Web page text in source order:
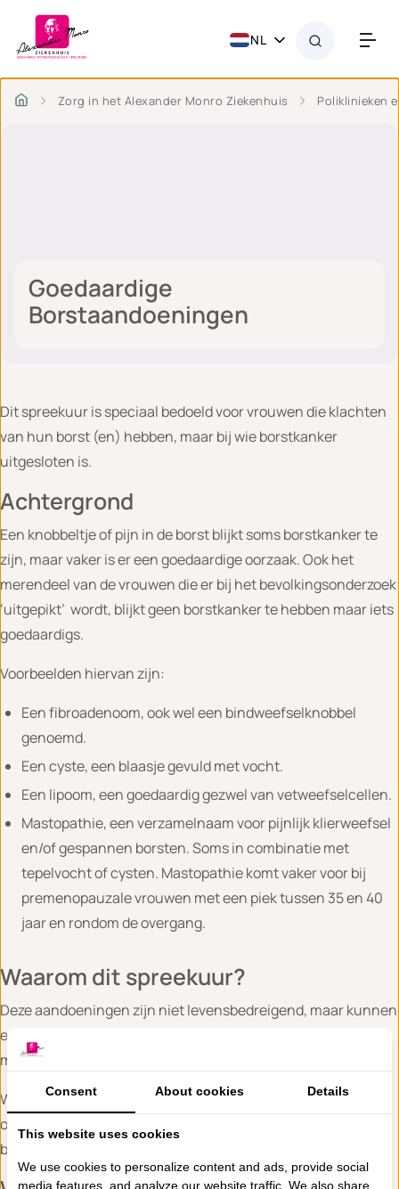
NL
Zorg in het Alexander Monro Ziekenhuis Poliklinieken
Goedaardige
Borstaandoeningen
Dit spreekuur is speciaal bedoeld voor vrouwen die klachten
van hun borst (en) hebben, maar bij wie borstkanker
uitgesloten is.
Achtergrond
Een knobbeltje of pijn in de borst blijkt soms borstkanker te
zijn, maar vaker is er een goedaardige oorzaak. Ook het
merendeel van de vrouwen die er bij het bevolkingsonderzoek
‘uitgepikt’ wordt, blijkt geen borstkanker te hebben maar iets
goedaardigs.
Voorbeelden hiervan zijn:
Een fibroadenoom, ook wel een bindweefselknobbel
genoemd.
Een cyste, een blaasje gevuld met vocht.
Een lipoom, een goedaardig gezwel van vetweefselcellen.
Mastopathie, een verzamelnaam voor pijnlijk klierweefsel
en/of gespannen borsten. Soms in combinatie met
tepelvocht of cysten. Mastopathie komt vaker voor bij
premenopauzale vrouwen met een piek tussen 35 en 40
jaar en rondom de overgang.
Waarom dit spreekuur?
Deze aandoeningen zijn niet levensbedreigend, maar kunnen
erg hinderlijk en pijnlijk zijn. Dit is vooral het geval bij
mastopathie.
Wij geven vrouwen die bovengenoemde klachten
ondervinden graag uitleg, begeleiding en indien mogelijk
behandeling.
Consent About cookies Details
This website uses cookies
We use cookies to personalize content and ads, provide social
media features, and analyze our website traffic. We also share